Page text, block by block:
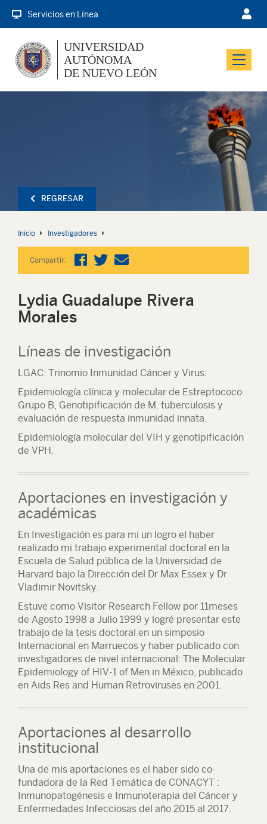
Servicios en Línea
Menu
UNIVERSIDAD
AUTÓNOMA
DE NUEVO LEÓN
REGRESAR
Inicio Investigadores
Compartir:
Lydia Guadalupe Rivera
Morales
Líneas de investigación
LGAC: Trinomio Inmunidad Cáncer y Virus:
Epidemiología clínica y molecular de Estreptococo
Grupo B, Genotipificación de M. tuberculosis y
evaluación de respuesta inmunidad innata.
Epidemiología molecular del VIH y genotipificación
de VPH.
Aportaciones en investigación y
académicas
En Investigación es para mi un logro el haber
realizado mi trabajo experimental doctoral en la
Escuela de Salud pública de la Universidad de
Harvard bajo la Dirección del Dr Max Essex y Dr
Vladimir Novitsky.
Estuve como Visitor Research Fellow por 11meses
de Agosto 1998 a Julio 1999 y logré presentar este
trabajo de la tesis doctoral en un simposio
Internacional en Marruecos y haber publicado con
investigadores de nivel internacional: The Molecular
Epidemiology of HIV-1 of Men in México, publicado
en Aids Res and Human Retroviruses en 2001.
Aportaciones al desarrollo
institucional
Una de mis aportaciones es el haber sido co-
fundadora de la Red Temática de CONACYT :
Inmunopatogénesis e Inmunoterapia del Cáncer y
Enfermedades Infecciosas del año 2015 al 2017.